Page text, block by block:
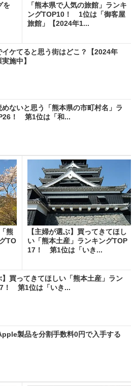
を
「熊本県で人気の旅館」ランキ
ングTOP10！ 1位は「御客屋
旅館」【2024年1...
イケてると思う街はどこ？【2024年
施中】
ないと思う「熊本県の市町村名」ラ
！ 第1位は「和...
熊
TO
【主婦が選ぶ】買ってきてほし
い「熊本土産」ランキングTOP
17！ 第1位は「いき...
】買ってきてほしい「熊本土産」ラン
！ 第1位は「いき...
製品を分割手数料0円で入手する